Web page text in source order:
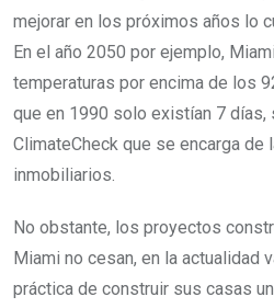
mejorar en los próximos años lo
En el año 2050 por ejemplo,
temperaturas por encima de los
que en 1990 solo existían 7 días,
ClimateCheck que se encarga de
inmobiliarios.
No obstante, los proyectos
Miami no cesan, en la actualidad
práctica de construir sus casas